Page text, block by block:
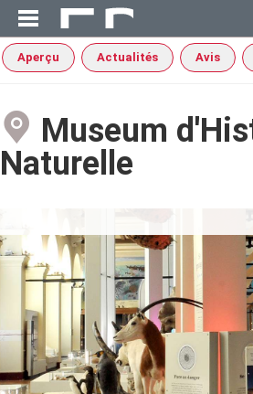
Aperçu Actualités Avis
Museum
Naturelle